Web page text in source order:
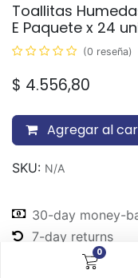
0
Toallitas
E Paquete x 24
(0 reseña)
$ 4.556,80
Agregar al
SKU: N/A
30-day money-
7-day returns
Shipping: 2-3